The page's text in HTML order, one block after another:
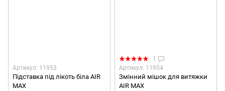
Артикул: 11953
Підставка під лікоть біла AIR
MAX
1
Артикул: 11954
Змінний мішок для витяжки
AIR MAX